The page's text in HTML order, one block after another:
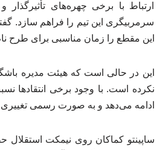
ارتباط با برخی چهره‌های
سرمربیگری این تیم را فراهم سازد.
این مقطع را زمان مناسبی برای طرح
این در حالی است که هیئت مدیره
نکرده است. با وجود برخی انتقادها
ادامه می‌دهد و به صورت رسمی تغییری
ساپینتو کماکان روی نیمکت استقلال